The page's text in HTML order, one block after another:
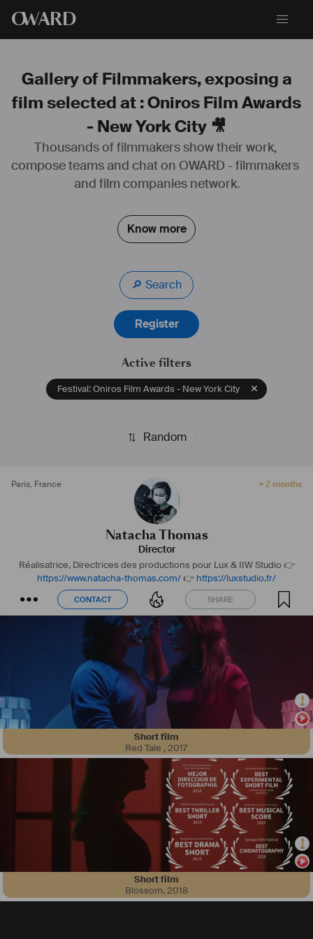
OWARD
Gallery of Filmmakers, exposing a
film selected at : Oniros Film Awards
- New York City 🎥
Thousands of filmmakers show their work,
compose teams and chat on OWARD - filmmakers
and film companies network.
Know more
🔎 Search
Register
Active filters
Festival: Oniros Film Awards - New York City
Random
Paris, France > 2 months
Natacha Thomas
Director
Réalisatrice, Directrices des productions pour Lux & IIW Studio 👉
https://www.natacha-thomas.com/ 👉 https://luxstudio.fr/
CONTACT SHARE
CONTACT SHARE
Short film
Red Tale ,2017
Short film
Blossom,2018
réalisateur, #chef
commence à réaliser des vidéos dès son plus jeune âge. Ambitieux,
il écrit et tourne ses premiers courts-métrages pendant ses études.
C'est grâce à la diversité des projets audiovisuels qu'il dirige par la
suite, que ce passionné du cinéma américain se perfectionne dans
la réalisation et le montage vidéo.
Après plusieurs années d'expériences, il crée sa société de
production audiovisuelle
CHRISMOREIRAFILMS et réalise
#
, notamment pour le parc d'attraction
"La Mer de Sable". Parallèlement, il se tourne vers l' #événementiel
images #JRI. Il parcourt ainsi de multiples
tapis rouges entre la France et l'Angleterre où il rencontre de